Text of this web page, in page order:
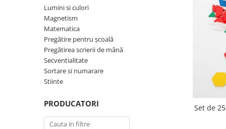
Biciclete si Triciclete
Biciclete VIKING
Biciclete Viking Challange
Lumini si culori
Magnetism
Matematica
Pregătire pentru școală
Pregătirea scrierii de mână
Secventialitate
Sortare si numarare
Stiinte
PRODUCATORI
Set de